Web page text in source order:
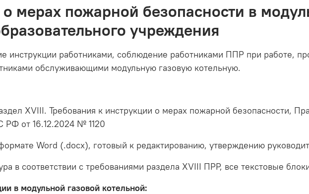
мерах пожарной безопасности в
учреждения
инструкции работниками, соблюдение работниками ППР при работе,
обслуживающими модульную газовую котельную.
XVIII. Требования к инструкции о мерах пожарной безопасности,
от 16.12.2024 № 1120
Word (.docx), готовый к редактированию, утверждению
в соответствии с требованиями раздела XVIII ПРР, все текстовые
в модульной газовой котельной: